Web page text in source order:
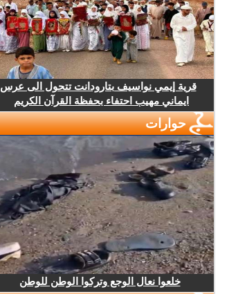
قرية إيمي نواسيف بتارودانت تتحول الى عرس
ايماني مهيب احتفاء بحفظة القرآن الكريم
حوارات
خلعوا نعال الوجع وتركوا الوطن للوطن